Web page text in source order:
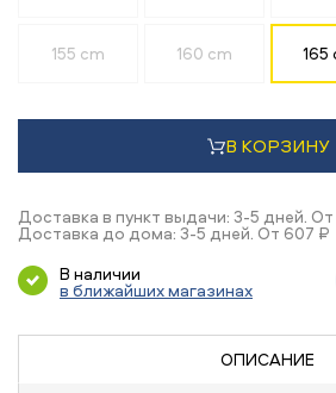
155 cm 160 cm 165
В КОРЗИНУ
Доставка в пункт выдачи: 3-5 дней.
Доставка до дома: 3-5 дней. От 607 ₽
В наличии
в ближайших магазинах
ОПИСАНИЕ